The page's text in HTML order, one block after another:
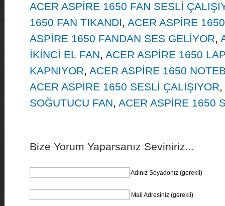
ACER ASPİRE 1650 FAN SESLİ
1650 FAN TIKANDI, ACER ASPİRE
ASPİRE 1650 FANDAN SES GELİYOR,
İKİNCİ EL FAN, ACER ASPİRE 1650
KAPNIYOR, ACER ASPİRE 1650
ACER ASPİRE 1650 SESLİ ÇALIŞIYOR,
SOĞUTUCU FAN, ACER ASPİRE 1650
Bize Yorum Yaparsanız Seviniriz...
Adınız Soyadonız (gerekli)
Mail Adresiniz (gerekli)